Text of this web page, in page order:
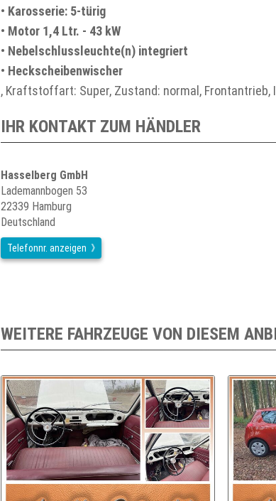
• Karosserie: 5-türig
• Motor 1,4 Ltr. - 43 kW
• Nebelschlussleuchte(n) integriert
• Heckscheibenwischer
, Kraftstoffart: Super, Zustand: normal,
IHR KONTAKT ZUM HÄNDLER
Hasselberg GmbH
Lademannbogen 53
22339 Hamburg
Deutschland
Telefonnr. anzeigen
WEITERE FAHRZEUGE VON DIESEM